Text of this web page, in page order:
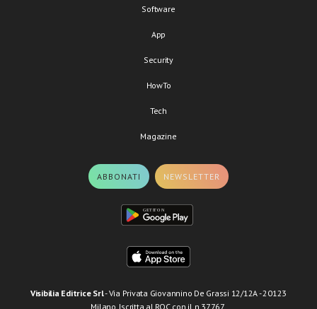
Software
App
Security
HowTo
Tech
Magazine
ABBONATI NEWSLETTER
Visibilia Editrice Srl- Via Privata Giovannino De Grassi 12/12A - 20123
Milano. Iscritta al ROC con il n.37767.